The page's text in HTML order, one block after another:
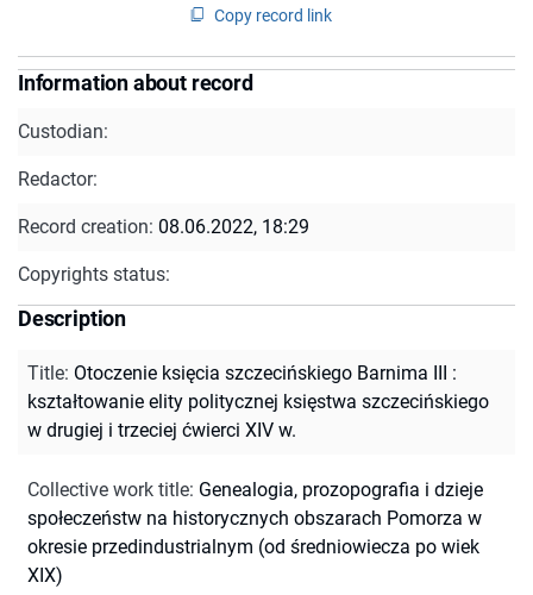
Copy record link
Information about record
Custodian:
Redactor:
Record creation: 08.06.2022, 18:29
Copyrights status:
Description
Title: Otoczenie księcia szczecińskiego Barnima III :
kształtowanie elity politycznej księstwa szczecińskiego
w drugiej i trzeciej ćwierci XIV w.
Collective work title: Genealogia, prozopografia i dzieje
społeczeństw na historycznych obszarach Pomorza w
okresie przedindustrialnym (od średniowiecza po wiek
XIX)